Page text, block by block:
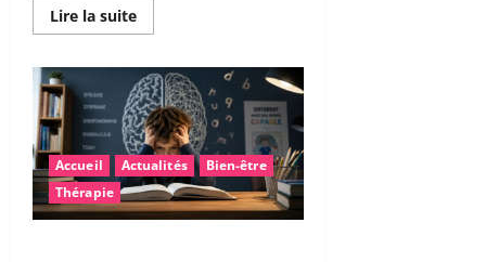
Lire la suiteEn
savoir
Vitamine
B3
et
glioblastome
:
une
piste
encourageante
pour
accompagner
la
Accueil Actualités
Bien-être
Thérapie